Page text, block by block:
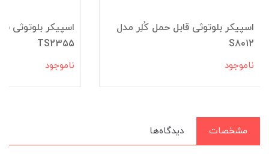
اسپیکر بلوتوثی قابل حمل کُلِر مدل
S8012
ناموجود
اسپیکر بلوتوثی
TS2355
ناموجود
مشخصات دیدگاه‌ها